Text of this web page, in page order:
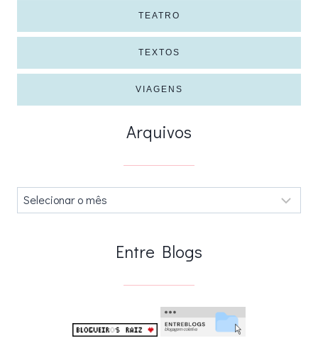
TEATRO
TEXTOS
VIAGENS
Arquivos
Arquivos
Entre Blogs